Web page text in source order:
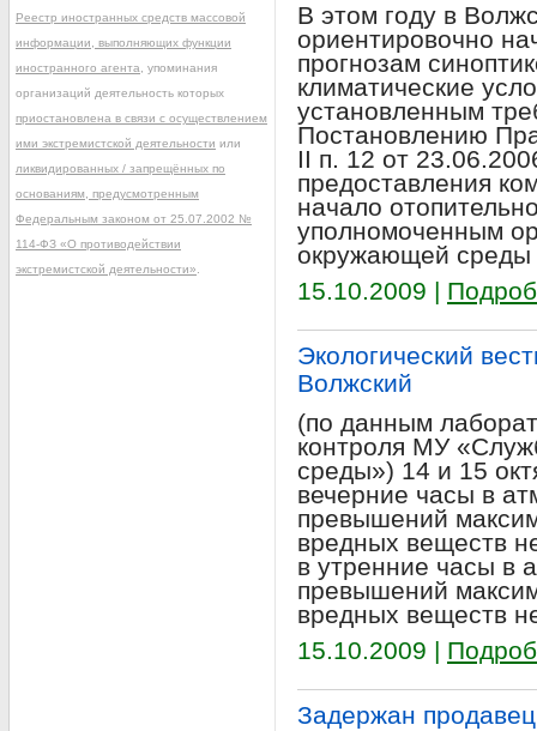
В этом году в
ориентировочно
прогнозам
климатические
установленным
Постановлению
II п. 12 от
предоставления
начало
уполномоченным
окружающей среды
15.10.2009 |
Экологический
Волжский
(по данным
контроля МУ
среды») 14 и 15
вечерние часы в
превышений
вредных веществ
в утренние часы в
превышений
вредных веществ
15.10.2009 |
Задержан
Реестр иностранных средств массовой
информации, выполняющих функции
иностранного агента , упоминания
организаций деятельность которых
приостановлена в связи с осуществлением
ими экстремистской деятельности или
ликвидированных / запрещённых по
основаниям, предусмотренным
Федеральным законом от 25.07.2002 №
114-ФЗ «О противодействии
экстремистской деятельности»